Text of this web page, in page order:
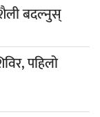
बदल्नुस्
पहिलो